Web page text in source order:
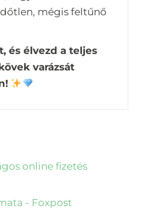
mégis feltűnő
és élvezd a teljes
varázsát
online fizetés
- Foxpost